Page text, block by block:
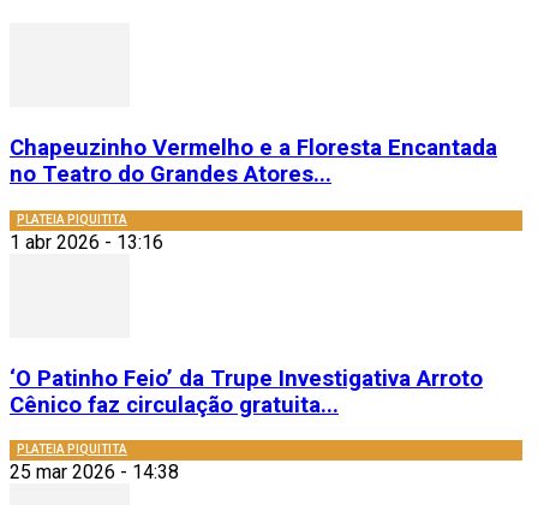
Chapeuzinho Vermelho e a Floresta Encantada
no Teatro do Grandes Atores...
PLATEIA PIQUITITA
1 abr 2026 - 13:16
‘O Patinho Feio’ da Trupe Investigativa Arroto
Cênico faz circulação gratuita...
PLATEIA PIQUITITA
25 mar 2026 - 14:38